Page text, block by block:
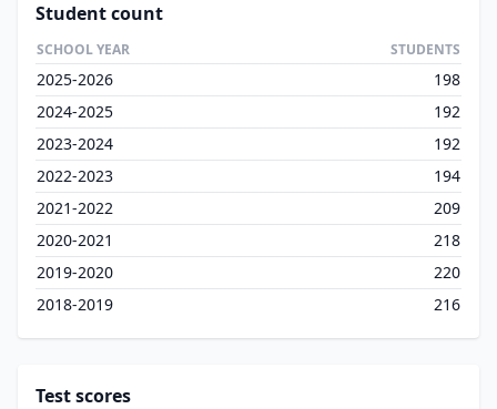
Student count
SCHOOL YEAR STUDENTS
2025-2026
198
2024-2025
192
2023-2024
192
2022-2023
194
2021-2022
209
2020-2021
218
2019-2020
220
2018-2019
216
Test scores